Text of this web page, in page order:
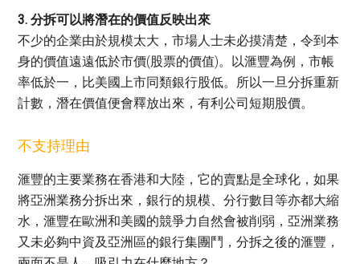
3. 分拆可以將潛在的價值反映出來
不少的企業由於規模太大，市場人士未必摸清楚，令到本
身的價值遠遠低於市價(股票的價值)。以滙豐為例，市帳
率低於一，比美國上市同類銀行股低。所以一旦分拆重新
計數，潛在價值便會釋放出來，有利公司短期股價。
不支持理由
滙豐的主要業務在香港和大陸，它的賣點是全球化，如果
將亞洲業務分拆出來，銀行的規模、分行數目等亦都大縮
水，滙豐在歐洲和美國的競爭力自然會被削弱，亞洲業務
又未必夠中資及亞洲區的銀行集團鬥，分拆之後的滙豐，